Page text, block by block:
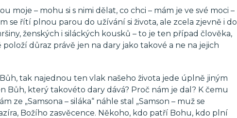
moje – mohu si s nimi dělat, co chci – mám je ve své moci –
se řítí plnou parou do užívání si života, ale zcela zjevně i do
ženských i siláckých kousků – to je ten případ člověka,
důraz právě jen na dary jako takové a ne na jejich
tak najednou ten vlak našeho života jede úplně jiným
Bůh, který takovéto dary dává? Proč nám je dal? K čemu
„Samsona – siláka“ náhle stal „Samson – muž se
Božího zasvěcence. Někoho, kdo patří Bohu, kdo plní